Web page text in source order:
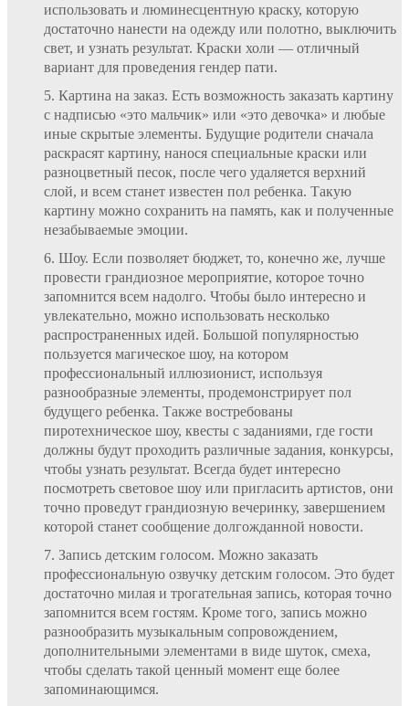
использовать и люминесцентную краску, которую
достаточно нанести на одежду или полотно, выключить
свет, и узнать результат. Краски холи — отличный
вариант для проведения гендер пати.
Картина на заказ. Есть возможность заказать картину
с надписью «это мальчик» или «это девочка» и любые
иные скрытые элементы. Будущие родители сначала
раскрасят картину, нанося специальные краски или
разноцветный песок, после чего удаляется верхний
слой, и всем станет известен пол ребенка. Такую
картину можно сохранить на память, как и полученные
незабываемые эмоции.
Шоу. Если позволяет бюджет, то, конечно же, лучше
провести грандиозное мероприятие, которое точно
запомнится всем надолго. Чтобы было интересно и
увлекательно, можно использовать несколько
распространенных идей. Большой популярностью
пользуется магическое шоу, на котором
профессиональный иллюзионист, используя
разнообразные элементы, продемонстрирует пол
будущего ребенка. Также востребованы
пиротехническое шоу, квесты с заданиями, где гости
должны будут проходить различные задания, конкурсы,
чтобы узнать результат. Всегда будет интересно
посмотреть световое шоу или пригласить артистов, они
точно проведут грандиозную вечеринку, завершением
которой станет сообщение долгожданной новости.
Запись детским голосом. Можно заказать
профессиональную озвучку детским голосом. Это будет
достаточно милая и трогательная запись, которая точно
запомнится всем гостям. Кроме того, запись можно
разнообразить музыкальным сопровождением,
дополнительными элементами в виде шуток, смеха,
чтобы сделать такой ценный момент еще более
запоминающимся.